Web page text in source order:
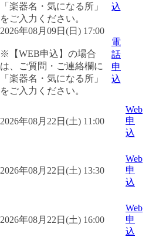
「楽器名・気になる所」
をご入力ください。
込
2026年08月09日(日) 17:00
※【WEB申込】の場合
は、ご質問・ご連絡欄に
「楽器名・気になる所」
をご入力ください。
電
話
申
込
2026年08月22日(土) 11:00
Web
申
込
2026年08月22日(土) 13:30
Web
申
込
2026年08月22日(土) 16:00
Web
申
込